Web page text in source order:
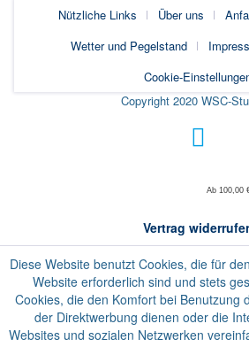
Nützliche Links Über uns
Wetter und Pegelstand
Cookie-
Copyright 2020 WSC-
Ab 100,00
Vertrag
Diese Website benutzt Cookies, die für
Website erforderlich sind und stets
Cookies, die den Komfort bei Benutzung
der Direktwerbung dienen oder die
Websites und sozialen Netzwerken